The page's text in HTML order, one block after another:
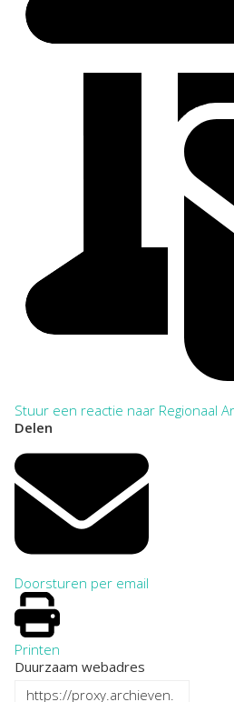
Stuur een reactie naar Regionaal
Delen
Doorsturen per email
Printen
Duurzaam webadres